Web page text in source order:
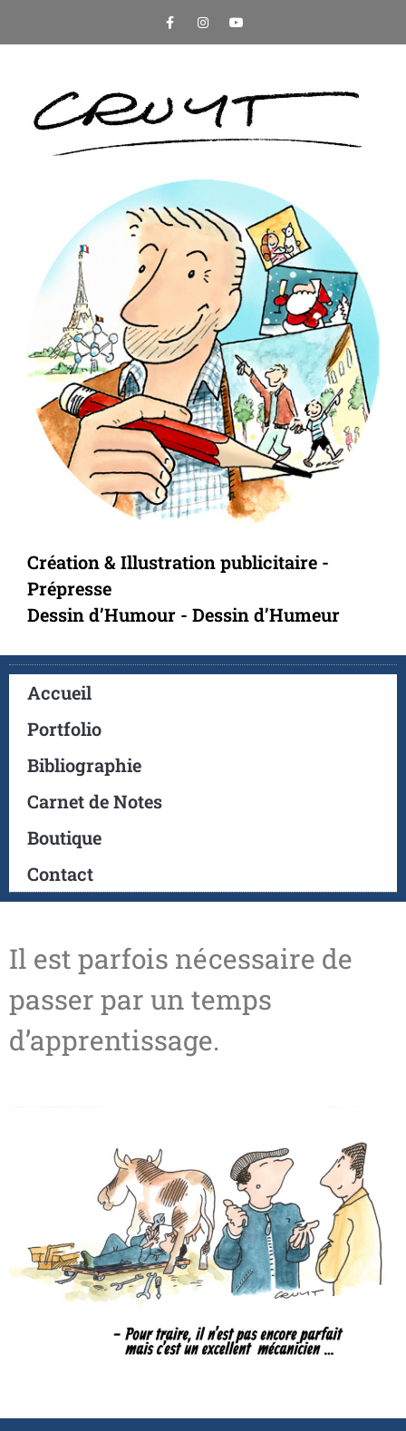
Création & Illustration publicitaire -
Prépresse
Dessin d’Humour - Dessin d’Humeur
Accueil
Portfolio
Bibliographie
Carnet de Notes
Boutique
Contact
Il est parfois nécessaire de
passer par un temps
d’apprentissage.